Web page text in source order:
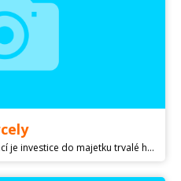
Záchrana Vašich peněz před inflací je investice do majetku trvalé hodnoty! Prodej pozemků v Lužicích u Hodonína LV 2485 k budoucí výstvbě RD